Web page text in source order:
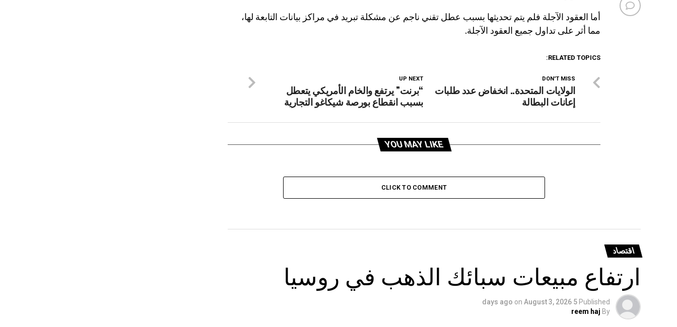
أما العقود الآجلة فلم يتم تحديثها بسبب عطل تقني ناجم عن مشكلة تبريد في مراكز بيانات التابعة لها،
مما أثر على تداول جميع العقود الآجلة.
RELATED TOPICS:
UP NEXT
“برنت” يرتفع والخام الأمريكي يتعطل
بسبب انقطاع بورصة شيكاغو التجارية
DON'T MISS
الولايات المتحدة.. انخفاض عدد طلبات
إعانات البطالة
YOU MAY LIKE
CLICK TO COMMENT
اقتصاد
ارتفاع مبيعات سبائك الذهب في روسيا
Published
5 days ago
on August 3, 2026
By
reem haj